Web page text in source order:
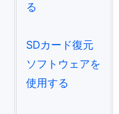
る
SDカード復元
ソフトウェアを
使用する